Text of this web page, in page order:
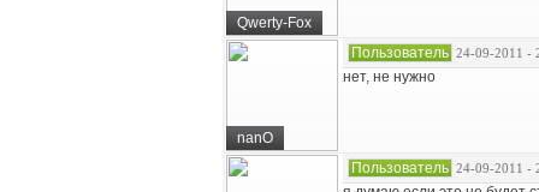
Qwerty-Fox
nanO
Пользователь 24-09-2011 -
нет, не нужно
Пользователь 24-09-2011 -